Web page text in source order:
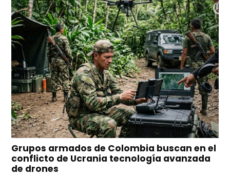
Grupos armados de Colombia buscan en el
conflicto de Ucrania tecnología avanzada
de drones